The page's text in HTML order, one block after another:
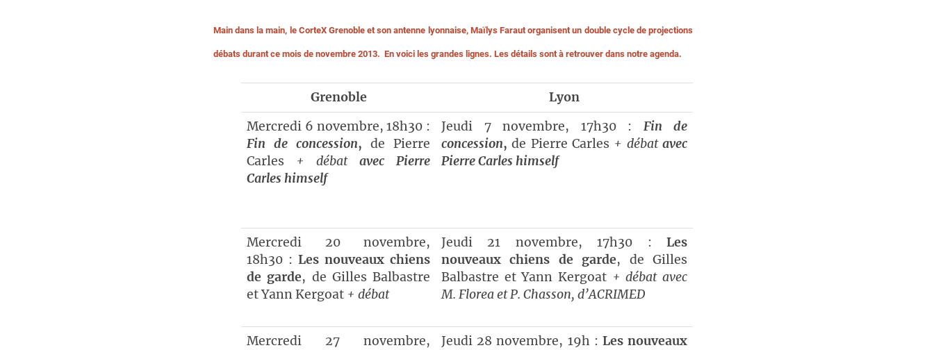
Main dans la main, le CorteX Grenoble et son antenne lyonnaise, Maïlys Faraut organisent un double cycle de projections
débats durant ce mois de novembre 2013. En voici les grandes lignes. Les détails sont à retrouver dans notre agenda.
Grenoble
Lyon
Mercredi 6 novembre, 18h30 :
Fin de concession, de Pierre
Carles + débatavec Pierre
Carles himself
Jeudi 7 novembre, 17h30 : Fin de
concession,de Pierre Carles + débatavec
Pierre Carles himself
Mercredi 20 novembre,
18h30 : Les nouveaux chiens
de garde, de Gilles Balbastre
et Yann Kergoat + débat
Jeudi 21 novembre, 17h30 : Les
nouveaux chiens de garde, de Gilles
Balbastre et Yann Kergoat + débat avec
M. Florea et P. Chasson, d’ACRIMED
Mercredi 27 novembre,
Jeudi 28 novembre, 19h : Les nouveaux